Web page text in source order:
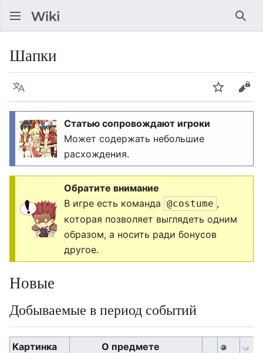
Шапки
Язык Следить
Статью сопровождают игроки
Может содержать небольшие
расхождения.
Обратите внимание
В игре есть команда @costume ,
которая позволяет выглядеть одним
образом, а носить ради бонусов
другое.
Новые
Добываемые в период событий
Картинка
О предмете